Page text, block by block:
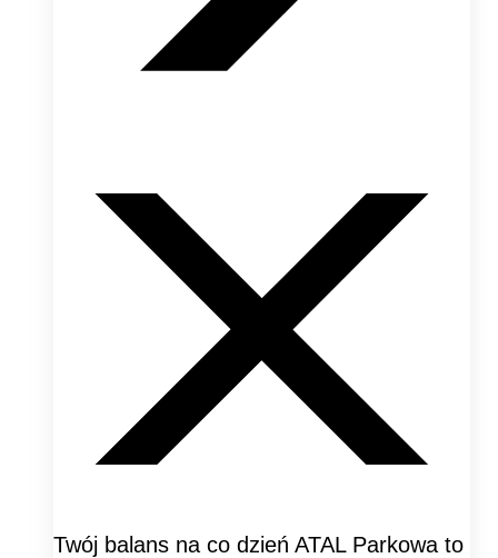
Twój balans na co dzień ATAL Parkowa to